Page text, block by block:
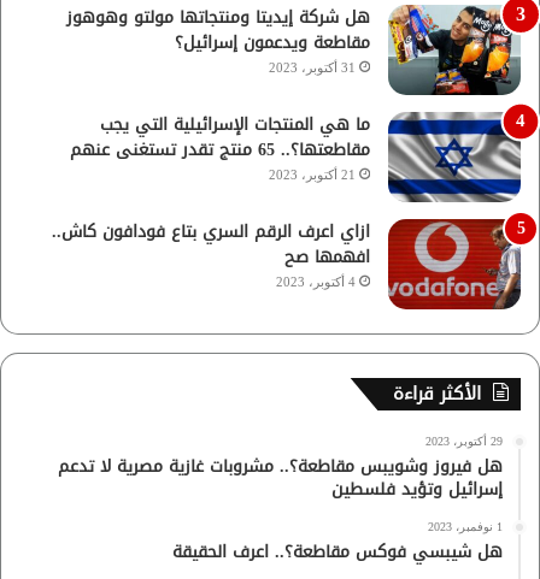
هل شركة إيديتا ومنتجاتها مولتو وهوهوز
مقاطعة ويدعمون إسرائيل؟
31 أكتوبر، 2023
ما هي المنتجات الإسرائيلية التي يجب
مقاطعتها؟.. 65 منتج تقدر تستغنى عنهم
21 أكتوبر، 2023
ازاي اعرف الرقم السري بتاع فودافون كاش..
افهمها صح
4 أكتوبر، 2023
الأكثر قراءة
29 أكتوبر، 2023
هل فيروز وشويبس مقاطعة؟.. مشروبات غازية مصرية لا تدعم
إسرائيل وتؤيد فلسطين
1 نوفمبر، 2023
هل شيبسي فوكس مقاطعة؟.. اعرف الحقيقة